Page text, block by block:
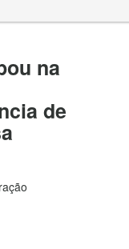
na
de